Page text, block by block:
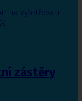
na vyšetřovací
zástěry